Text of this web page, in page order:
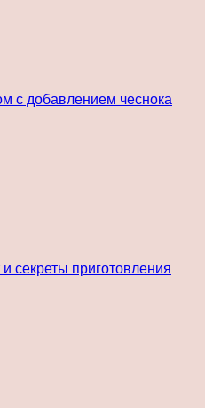
с добавлением чеснока
и секреты приготовления